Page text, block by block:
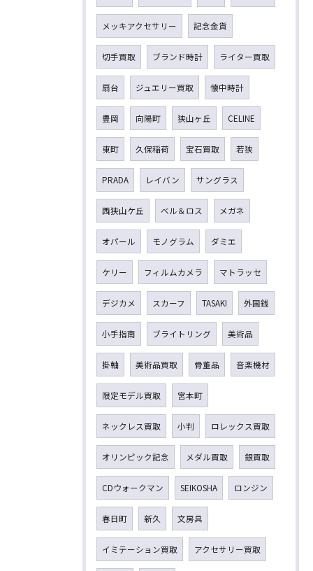
メッキアクセサリー 記念金貨
切手買取 ブランド時計 ライター買取
扇台 ジュエリー買取 懐中時計
豊岡 向陽町 狭山ヶ丘 CELINE
東町 久保稲荷 宝石買取 若狭
PRADA レイバン サングラス
西狭山ケ丘 ベル＆ロス メガネ
オパール モノグラム ダミエ
ケリー フィルムカメラ マトラッセ
デジカメ スカーフ TASAKI 外国銭
小手指南 ブライトリング 美術品
掛軸 美術品買取 骨董品 音楽機材
限定モデル買取 宮本町
ネックレス買取 小判 ロレックス買取
オリンピック記念 メダル買取 銀買取
CDウォークマン SEIKOSHA ロンジン
春日町 新久 文房具
イミテーション買取 アクセサリー買取